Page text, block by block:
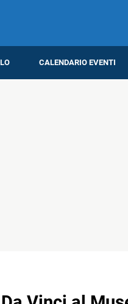
CALENDARIO EVENTI